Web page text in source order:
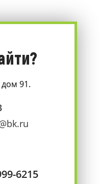
91.
6215